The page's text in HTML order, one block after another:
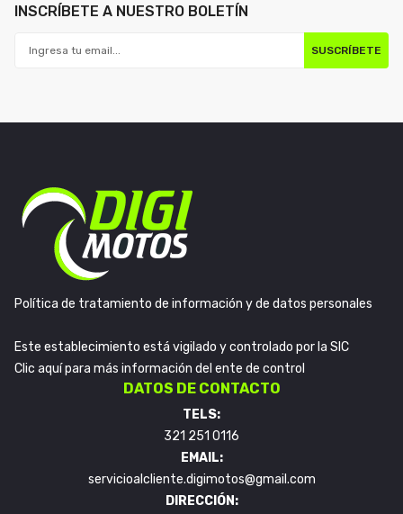
INSCRÍBETE A NUESTRO BOLETÍN
SUSCRÍBETE
Política de tratamiento de información y de datos personales
Este establecimiento está vigilado y controlado por la SIC
Clic aquí para más información del ente de control
DATOS DE CONTACTO
TELS:
321 251 0116
EMAIL:
servicioalcliente.digimotos@gmail.com
DIRECCIÓN: